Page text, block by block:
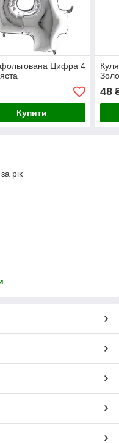
Цифра 4
Купити
48
рік